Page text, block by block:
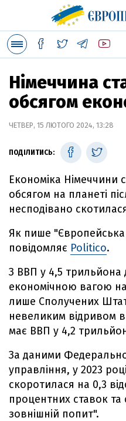
Німеччина
обсягом
ЧЕТВЕР, 15 ЛЮТОГО 2024, 13:28
ПОДІЛИТИСЬ:
Економіка Німеччини
обсягом на планеті
несподівано
Як пише
повідомляє Politico.
З ВВП у 4,5 трильйона
економічною вагою
лише Сполучених
невеликим відривом
має ВВП у 4,2
За даними
управління, у 2023
скоротилася на 0,3
процентних ставок
зовнішній попит".